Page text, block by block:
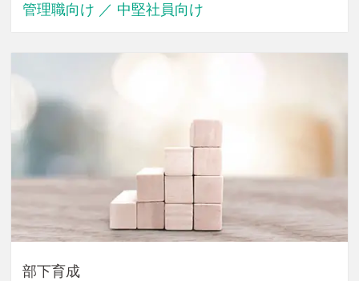
管理職向け ／ 中堅社員向け
部下育成